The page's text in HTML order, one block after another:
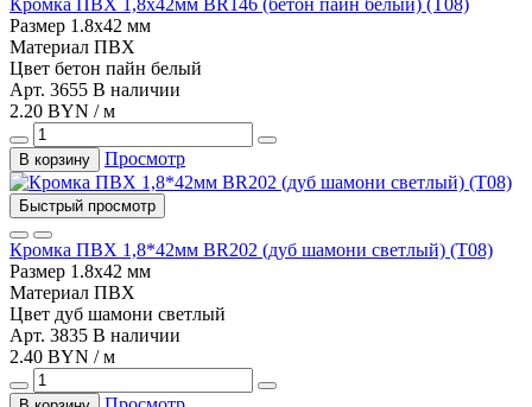
Размер 1.8х42 мм
Материал ПВХ
Цвет бетон пайн белый
Арт. 3655 В наличии
2.20 BYN / м
В корзину Просмотр
Быстрый просмотр
Кромка ПВХ 1,8*42мм BR202 (дуб шамони светлый) (Т08)
Размер 1.8х42 мм
Материал ПВХ
Цвет дуб шамони светлый
Арт. 3835 В наличии
2.40 BYN / м